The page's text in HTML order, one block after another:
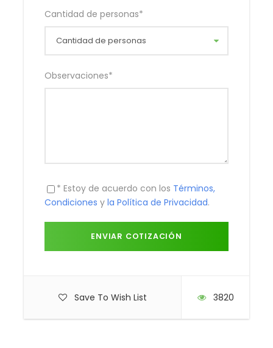
Cantidad de personas*
Observaciones*
* Estoy de acuerdo con los Términos,
Condiciones y la Política de Privacidad.
Save To Wish List 3820